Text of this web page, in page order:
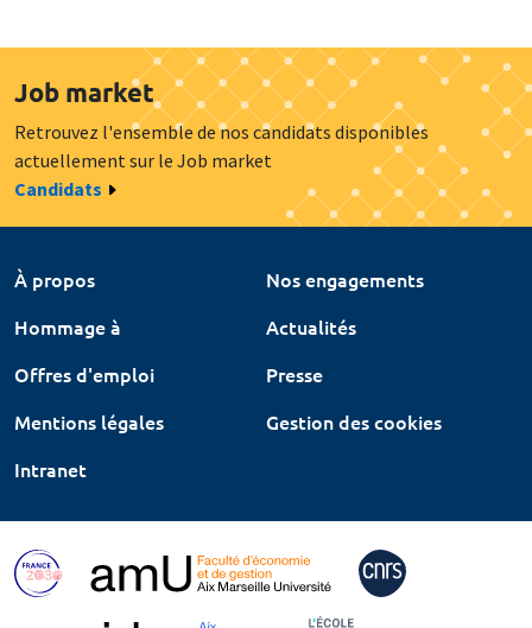
Job market
Retrouvez l'ensemble de nos candidats disponibles
actuellement sur le Job market
Candidats
À propos
Nos engagements
Hommage à
Actualités
Offres d'emploi
Presse
Mentions légales
Gestion des cookies
Intranet